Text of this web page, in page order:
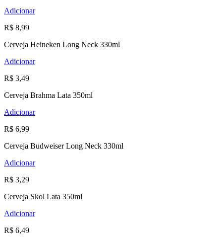
Adicionar
R$ 8,99
Cerveja Heineken Long Neck 330ml
Adicionar
R$ 3,49
Cerveja Brahma Lata 350ml
Adicionar
R$ 6,99
Cerveja Budweiser Long Neck 330ml
Adicionar
R$ 3,29
Cerveja Skol Lata 350ml
Adicionar
R$ 6,49